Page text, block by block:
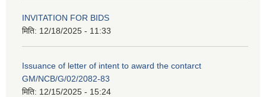
INVITATION FOR BIDS
मिति: 12/18/2025 - 11:33
Issuance of letter of intent to award the contarct
GM/NCB/G/02/2082-83
मिति: 12/15/2025 - 15:24